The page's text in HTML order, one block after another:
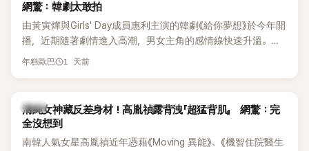
網驚：韓劇太敢拍
由黃寅燁與Girls' Day成員惠利主演的韓劇《給你夢想》於今年開
播，近期隨著劇情進入高潮，男女主角的感情線快速升溫。最
新播出的第8集不僅上演火辣吻戲，更接連出現床戲橋段，讓
年糕歐巴 1 天前
韓星
清純女神藏反差身材！高胤禎露背洩「超猛背肌」 網驚：完
全沒想到
南韓人氣女星高胤禎近年憑藉《Moving 異能》、《機智住院醫生